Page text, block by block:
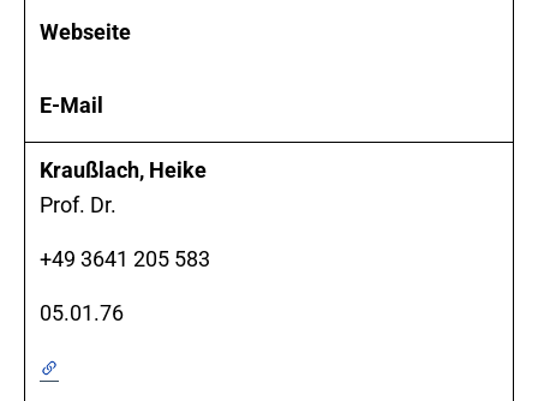
Webseite
E-Mail
Kraußlach, Heike
Prof. Dr.
+49 3641 205 583
05.01.76